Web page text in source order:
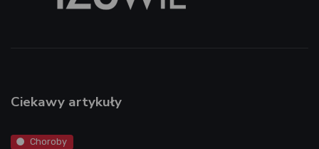
Ciekawy artykuły
Choroby